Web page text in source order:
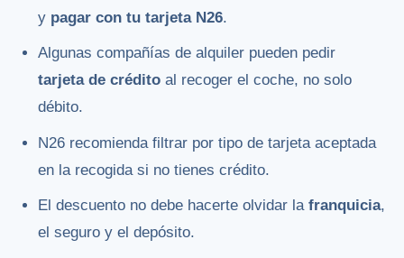
y pagar con tu tarjeta N26.
Algunas compañías de alquiler pueden pedir
tarjeta de crédito al recoger el coche, no solo
débito.
N26 recomienda filtrar por tipo de tarjeta aceptada
en la recogida si no tienes crédito.
El descuento no debe hacerte olvidar lafranquicia,
el seguro y el depósito.